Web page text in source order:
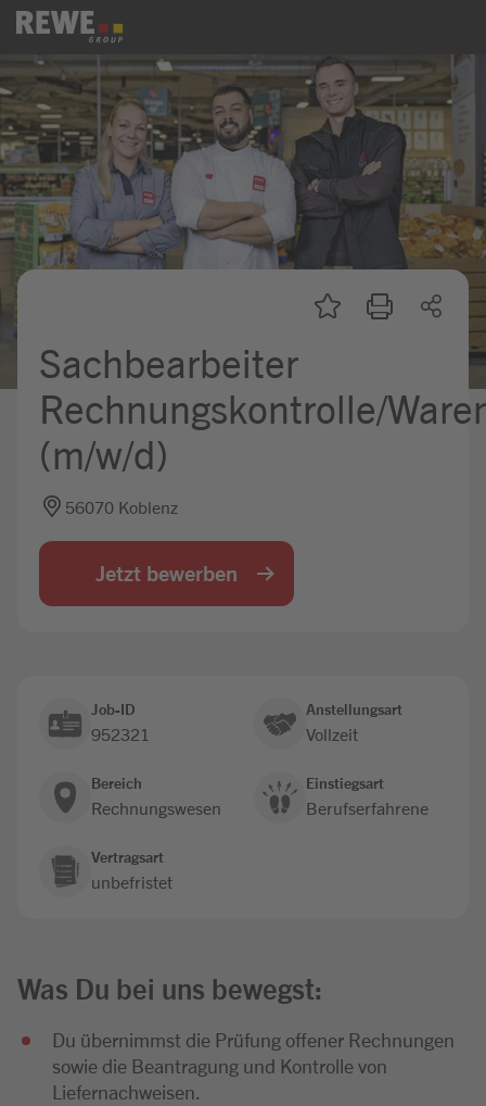
Zum Inhalt springen
Startseite
REWE Group als
Ausbildung & Studium
Praktikum & Werkstudium
Direkteinstiege
Mein Kandidat:innenprofil
Sachbearbeiter
Rechnungskontrolle/
(m/w/d)
56070 Koblenz
Jetzt bewerben
Job-ID
952321
Anstellungsart
Vollzeit
Bereich
Rechnungswesen
Einstiegsart
Berufserfahrene
Vertragsart
unbefristet
Was Du bei uns bewegst:
Du übernimmst die Prüfung offener Rechnungen
sowie die Beantragung und Kontrolle von
Liefernachweisen.